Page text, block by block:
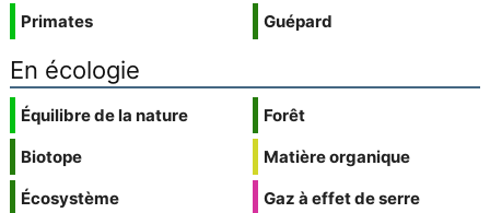
Primates
Guépard
En écologie
Équilibre de la nature
Biotope
Écosystème
Forêt
Matière organique
Gaz à effet de serre